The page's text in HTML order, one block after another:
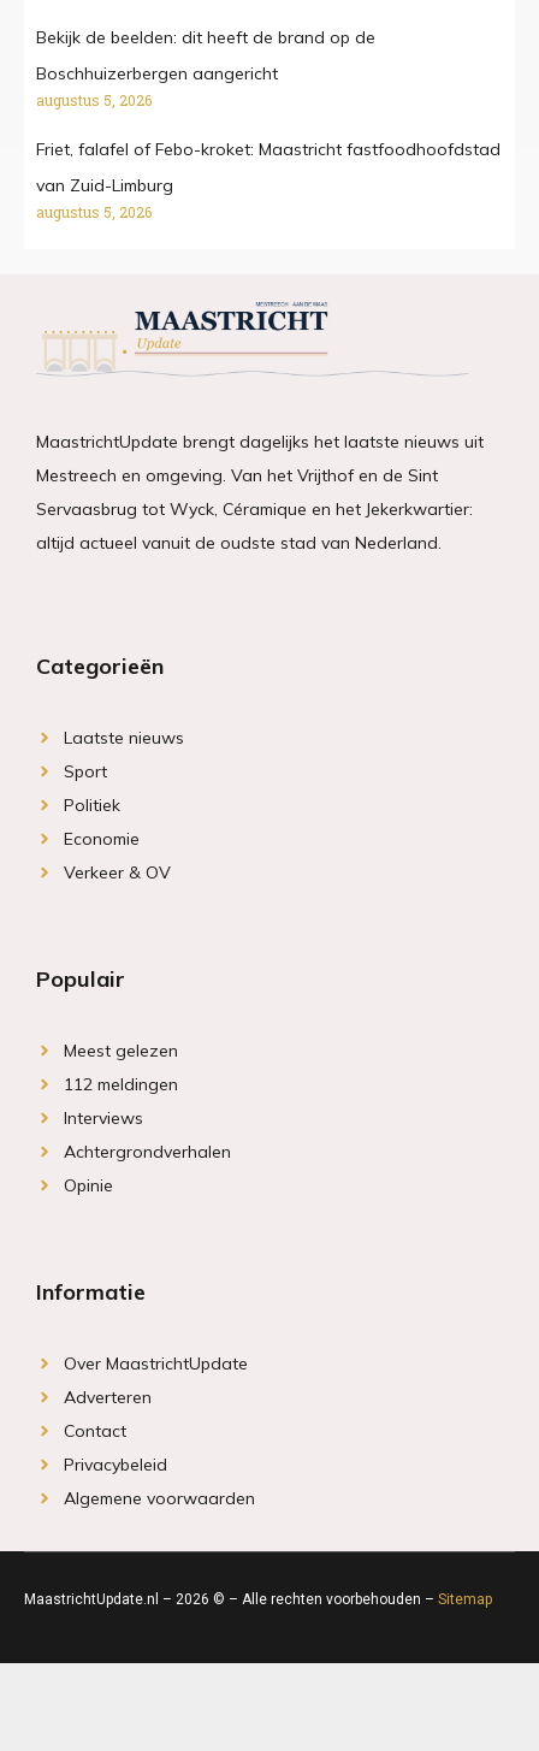
Bekijk de beelden: dit heeft de brand op de
Boschhuizerbergen aangericht
augustus 5, 2026
Friet, falafel of Febo-kroket: Maastricht fastfoodhoofdstad
van Zuid-Limburg
augustus 5, 2026
MaastrichtUpdate brengt dagelijks het laatste nieuws uit
Mestreech en omgeving. Van het Vrijthof en de Sint
Servaasbrug tot Wyck, Céramique en het Jekerkwartier:
altijd actueel vanuit de oudste stad van Nederland.
Categorieën
Laatste nieuws
Sport
Politiek
Economie
Verkeer & OV
Populair
Meest gelezen
112 meldingen
Interviews
Achtergrondverhalen
Opinie
Informatie
Over MaastrichtUpdate
Adverteren
Contact
Privacybeleid
Algemene voorwaarden
MaastrichtUpdate.nl – 2026 © – Alle rechten voorbehouden – Sitemap